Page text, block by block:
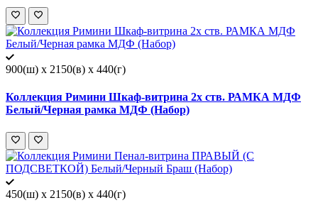
900(ш) x 2150(в) x 440(г)
Коллекция Римини Шкаф-витрина 2х ств. РАМКА МДФ
Белый/Черная рамка МДФ (Набор)
450(ш) x 2150(в) x 440(г)